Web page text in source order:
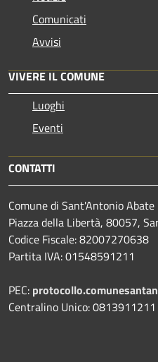
Comunicati
Avvisi
VIVERE IL COMUNE
Luoghi
Eventi
CONTATTI
Comune di Sant'Antonio Abate
Piazza della Libertà, 80057,
Codice Fiscale: 82007270638
Partita IVA: 01548591211
PEC:
Centralino Unico: 0813911211